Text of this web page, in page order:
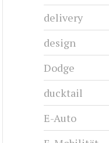
delivery
design
Dodge
ducktail
E-Auto